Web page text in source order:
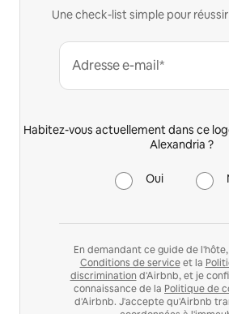
Une check-list simple pour
Adresse e-mail*
Habitez-vous actuellement dans ce
Alexandria ?
Oui
En demandant ce guide de
Conditions de serviceet la
discrimination d'Airbnb, et je
connaissance de la Politique de
d'Airbnb. J'accepte qu'Airbnb